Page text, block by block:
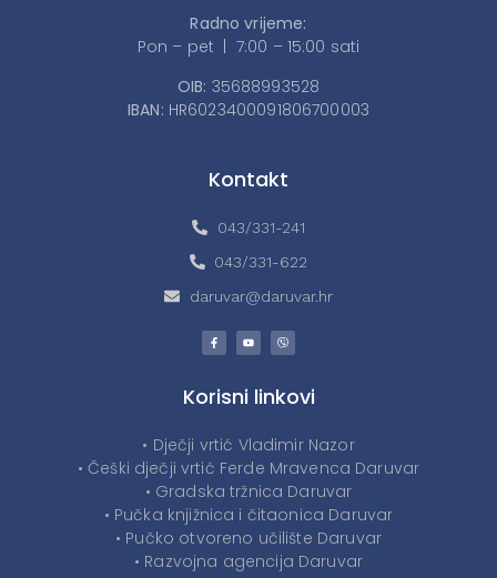
Radno vrijeme:
Pon – pet | 7:00 – 15:00 sati
OIB: 35688993528
IBAN: HR6023400091806700003
Kontakt
043/331-241
043/331-622
daruvar@daruvar.hr
Korisni linkovi
• Dječji vrtić Vladimir Nazor
• Češki dječji vrtić Ferde Mravenca Daruvar
• Gradska tržnica Daruvar
• Pučka knjižnica i čitaonica Daruvar
• Pučko otvoreno učilište Daruvar
• Razvojna agencija Daruvar